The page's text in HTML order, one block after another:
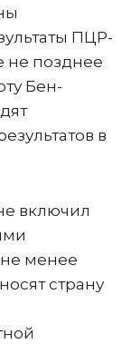
ПЦР-
не позднее
Бен-
в
включил
менее
страну